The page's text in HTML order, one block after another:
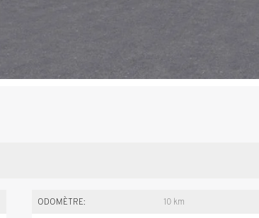
ODOMÈTRE: 10 km